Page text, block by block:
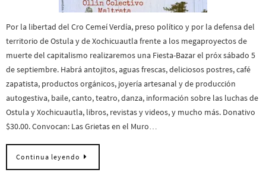
Por la libertad del Cro Cemeí Verdía, preso político y por la defensa del
territorio de Ostula y de Xochicuautla frente a los megaproyectos de
muerte del capitalismo realizaremos una Fiesta-Bazar el próx sábado 5
de septiembre. Habrá antojitos, aguas frescas, deliciosos postres, café
zapatista, productos orgánicos, joyería artesanal y de producción
autogestiva, baile, canto, teatro, danza, información sobre las luchas de
Ostula y Xochicuautla, libros, revistas y videos, y mucho más. Donativo
$30.00. Convocan: Las Grietas en el Muro…
Continua leyendo